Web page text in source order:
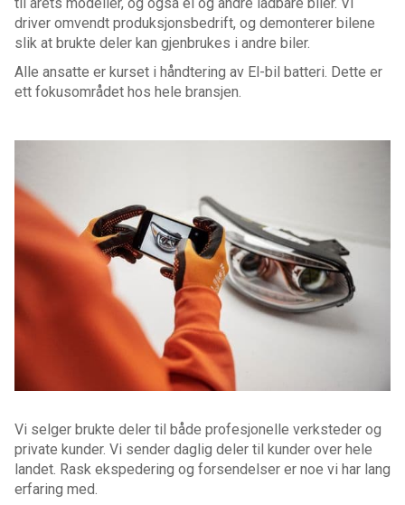
driver omvendt produksjonsbedrift, og demonterer bilene
slik at brukte deler kan gjenbrukes i andre biler.
Alle ansatte er kurset i håndtering av El-bil batteri. Dette er
ett fokusområdet hos hele bransjen.
Vi selger brukte deler til både profesjonelle verksteder og
private kunder. Vi sender daglig deler til kunder over hele
landet. Rask ekspedering og forsendelser er noe vi har lang
erfaring med.